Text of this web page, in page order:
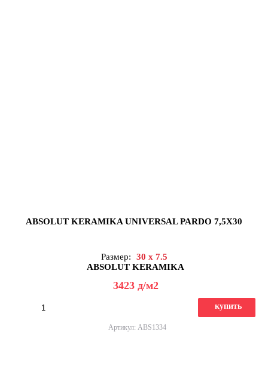
ABSOLUT KERAMIKA UNIVERSAL PARDO 7,5X30
Размер:
30 x 7.5
ABSOLUT KERAMIKA
3423 д/м2
купить
Артикул: ABS1334